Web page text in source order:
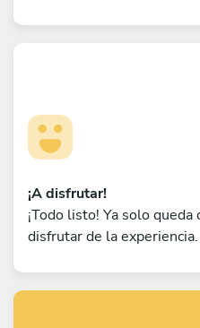
¡A disfrutar!
¡Todo listo! Ya solo
disfrutar de la experiencia.